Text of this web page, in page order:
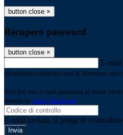
button close ×
Recupero password
button close ×
E-mail
all'indirizzo indicato con le istruzioni
Non hai una e-mail associata al nome
tramite la Login Spaggiari
E-mail inviata, si prega di